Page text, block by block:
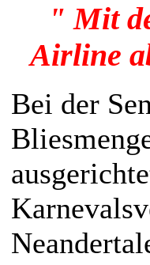
" Mit
Airline
Bei der